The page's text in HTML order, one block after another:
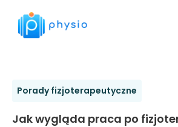
Porady fizjoterapeutyczne
Jak wygląda praca po